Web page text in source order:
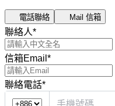
電話聯絡 Mail 信箱
聯絡人*
信箱Email *
聯絡電話*